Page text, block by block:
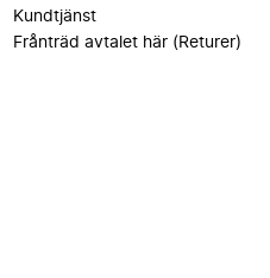
Kundtjänst
Frånträd avtalet här (Returer)